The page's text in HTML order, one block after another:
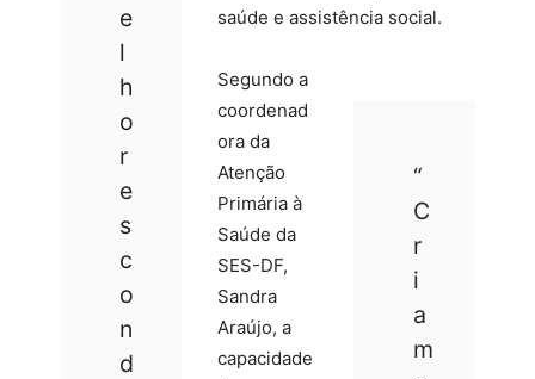
e
l
h
o
r
e
s
c
o
n
d
saúde e assistência social.
“
C
r
i
a
m
Segundo a
coordenad
ora da
Atenção
Primária à
Saúde da
SES-DF,
Sandra
Araújo, a
capacidade